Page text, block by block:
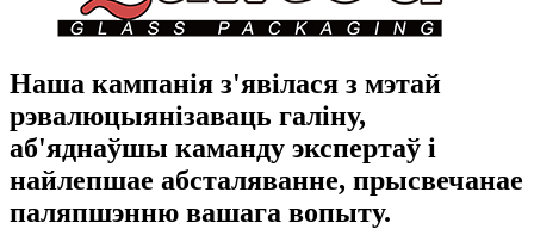
Наша кампанія з'явілася з мэтай
рэвалюцыянізаваць галіну,
аб'яднаўшы каманду экспертаў і
найлепшае абсталяванне, прысвечанае
паляпшэнню вашага вопыту.